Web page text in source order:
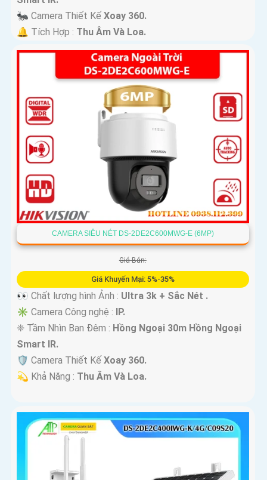
🐜 Camera Thiết Kế Xoay 360.
️🔔 Tích Hợp : Thu Âm Và Loa.
CAMERA SIÊU NÉT DS-2DE2C600MWG-E (6MP)
Giá Bán:
Giá Khuyến Mại: 5%-35%
️
👀 Chất lượng hình Ảnh : Ultra 3k + Sắc Nét .
✳️ Camera Công nghệ : IP.
❈ Tầm Nhìn Ban Đêm : Hồng Ngoại 30m Hồng Ngoại
Smart IR.
🛡 Camera Thiết Kế Xoay 360.
️💫 Khả Năng : Thu Âm Và Loa.